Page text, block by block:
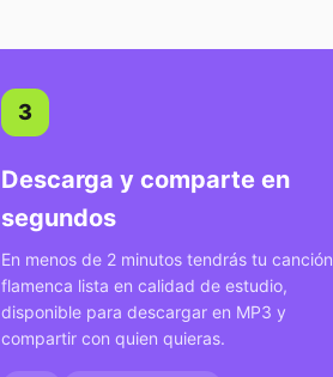
3
Descarga y comparte en
segundos
En menos de 2 minutos tendrás tu canción
flamenca lista en calidad de estudio,
disponible para descargar en MP3 y
compartir con quien quieras.